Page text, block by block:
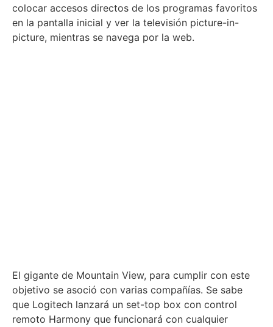
colocar accesos directos de los programas favoritos
en la pantalla inicial y ver la televisión picture-in-
picture, mientras se navega por la web.
El gigante de Mountain View, para cumplir con este
objetivo se asoció con varias compañías. Se sabe
que Logitech lanzará un set-top box con control
remoto Harmony que funcionará con cualquier